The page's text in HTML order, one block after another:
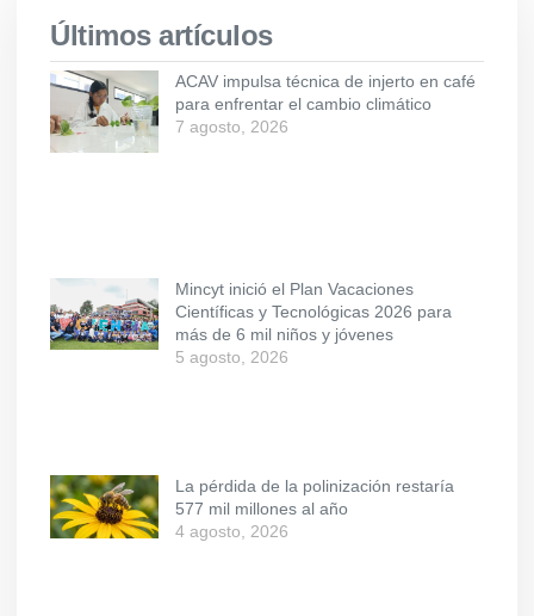
Últimos artículos
ACAV impulsa técnica de injerto en café
para enfrentar el cambio climático
7 agosto, 2026
Mincyt inició el Plan Vacaciones
Científicas y Tecnológicas 2026 para
más de 6 mil niños y jóvenes
5 agosto, 2026
La pérdida de la polinización restaría
577 mil millones al año
4 agosto, 2026